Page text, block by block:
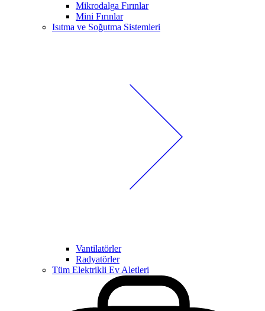
Mikrodalga Fırınlar
Mini Fırınlar
Isıtma ve Soğutma Sistemleri
Vantilatörler
Radyatörler
Tüm Elektrikli Ev Aletleri